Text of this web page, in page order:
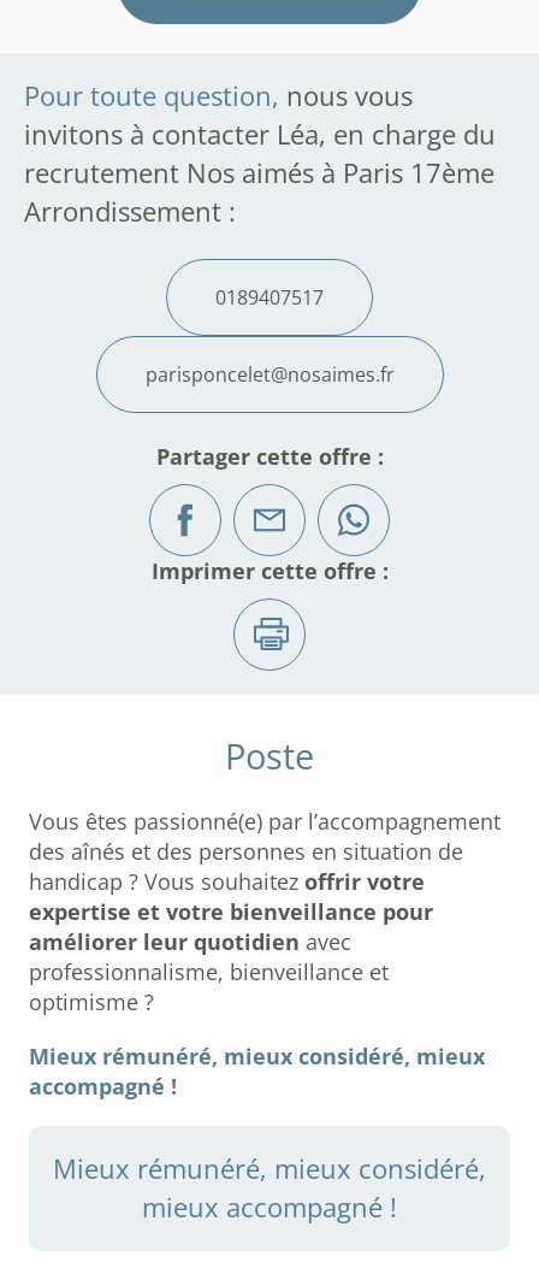
Pour toute question, nous vous
invitons à contacter Léa, en charge du
recrutement Nos aimés à Paris 17ème
Arrondissement :
0189407517
parisponcelet@nosaimes.fr
Partager cette offre :
Imprimer cette offre :
Poste
Vous êtes passionné(e) par l’accompagnement
des aînés et des personnes en situation de
handicap ? Vous souhaitez offrir votre
expertise et votre bienveillance pour
améliorer leur quotidien avec
professionnalisme, bienveillance et
optimisme ?
Mieux rémunéré, mieux considéré, mieux
accompagné !
Mieux rémunéré, mieux considéré,
mieux accompagné !